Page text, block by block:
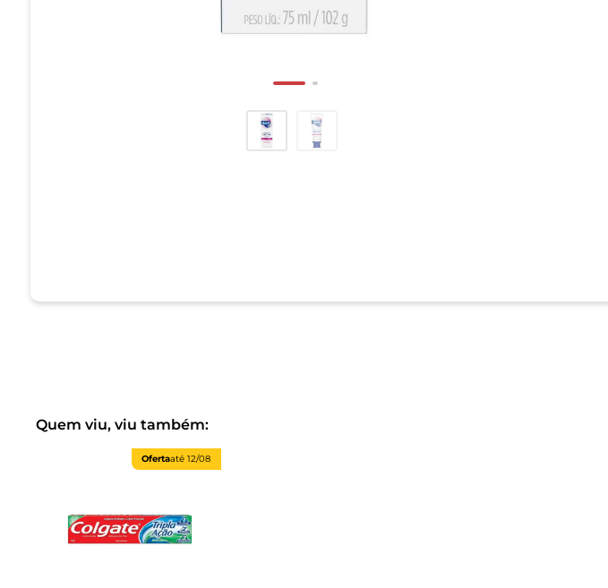
Quem viu, viu também:
Ofertaaté12/08